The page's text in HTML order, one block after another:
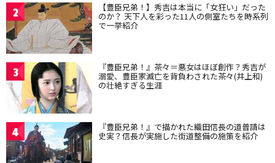
2 【豊臣兄弟！】秀吉は本当に「女狂い」だった
のか？ 天下人を彩った11人の側室たちを時系列
で一挙紹介
3 『豊臣兄弟！』茶々＝悪女はほぼ創作？秀吉が
溺愛、豊臣家滅亡を背負わされた茶々(井上和)
の壮絶すぎる生涯
4 『豊臣兄弟！』で描かれた織田信長の道普請は
史実？信長が実施した街道整備の施策を紹介